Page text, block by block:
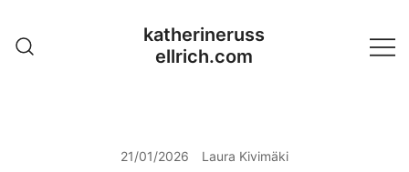
content
katherineruss
ellrich.com
21/01/2026 Laura Kivimäki